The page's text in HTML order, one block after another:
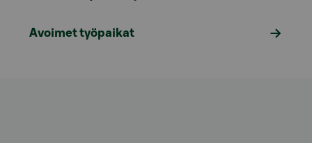
Avoimet työpaikat